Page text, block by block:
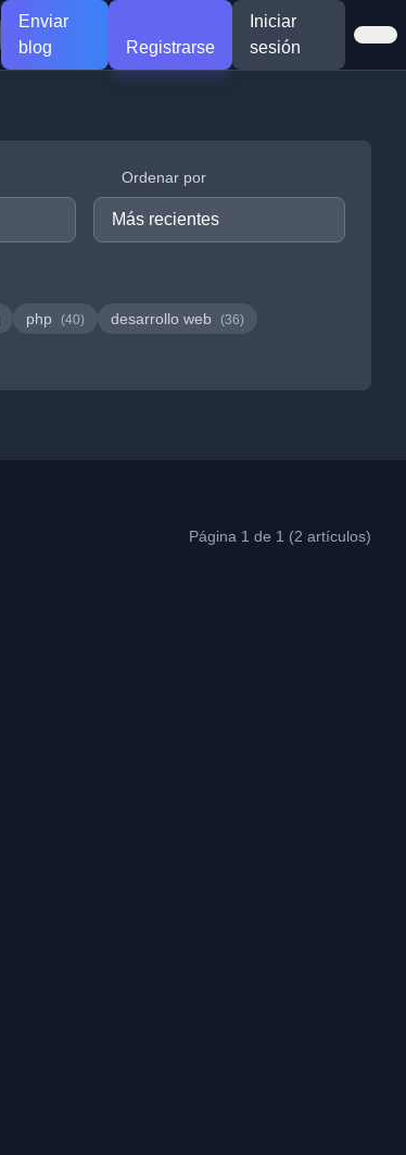
Enviar
blog
Registrarse
Iniciar
sesión
Ordenar por
php (40) desarrollo web (36)
Página 1 de 1 (2 artículos)